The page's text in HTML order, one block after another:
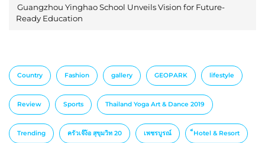
Guangzhou Yinghao School Unveils Vision for Future-
Ready Education
Country Fashion gallery GEOPARK lifestyle
Review Sports Thailand Yoga Art & Dance 2019
Trending ครัวเจ๊ง้อ สุขุมวิท 20 เพชรบูรณ์ ็Hotel & Resort